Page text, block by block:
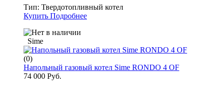
Тип: Твердотопливный котел
Купить Подробнее
Sime
(0)
Напольный газовый котел Sime RONDO 4 OF
74 000 Руб.